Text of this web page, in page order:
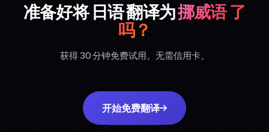
准备好将 日语 翻译为挪威语 了
吗？
获得 30 分钟免费试用。无需信用卡。
开始免费翻译